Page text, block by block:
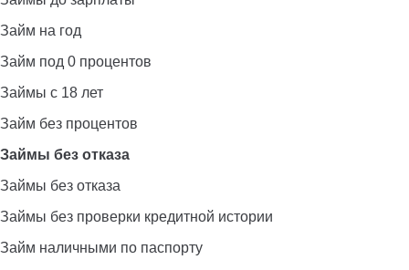
Займ на год
Займ под 0 процентов
Займы с 18 лет
Займ без процентов
Займы без отказа
Займы без отказа
Займы без проверки кредитной истории
Займ наличными по паспорту